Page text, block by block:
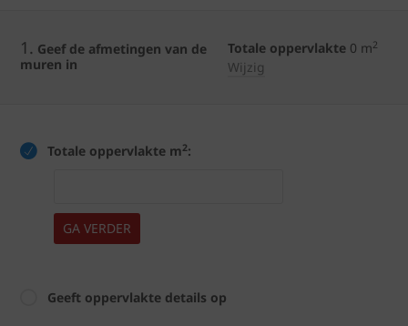
1. Geef de afmetingen van de
muren in
Totale oppervlakte 0 m2
Wijzig
Totale oppervlakte m2:
GA VERDER
Geeft oppervlakte details op